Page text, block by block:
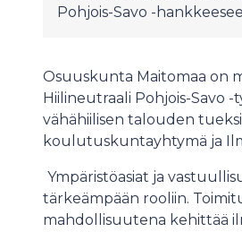
Pohjois-Savo -
Osuuskunta Maitomaa on
Hiilineutraali Pohjois-Savo -
vähähiilisen talouden
koulutuskuntayhtymä ja
Ympäristöasiat ja
tärkeämpään rooliin.
mahdollisuutena kehittää